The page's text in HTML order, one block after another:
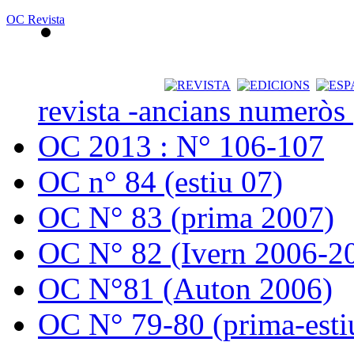
OC Revista
revista -ancians
OC 2013 : N° 106-107
OC n° 84 (estiu 07)
OC N° 83 (prima 2007)
OC N° 82 (Ivern 2006-
OC N°81 (Auton 2006)
OC N° 79-80 (prima-